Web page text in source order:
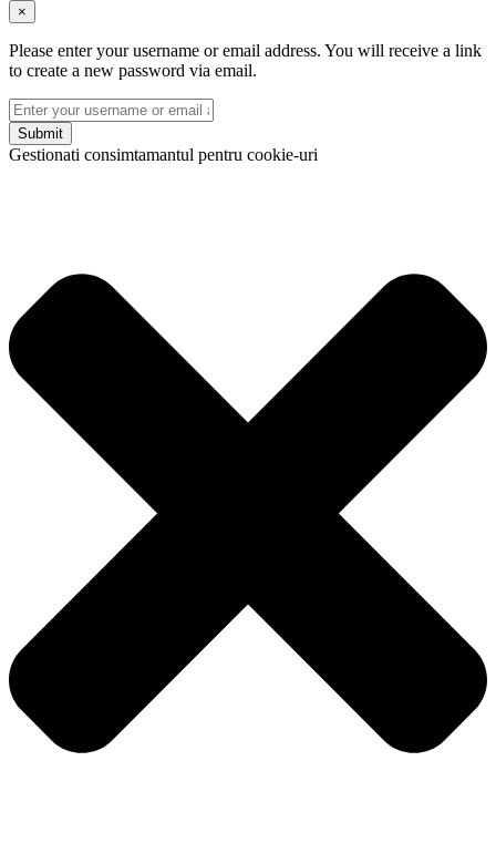
×
Please enter your username or email address. You will receive a link
to create a new password via email.
Submit
Gestionati consimtamantul pentru cookie-uri